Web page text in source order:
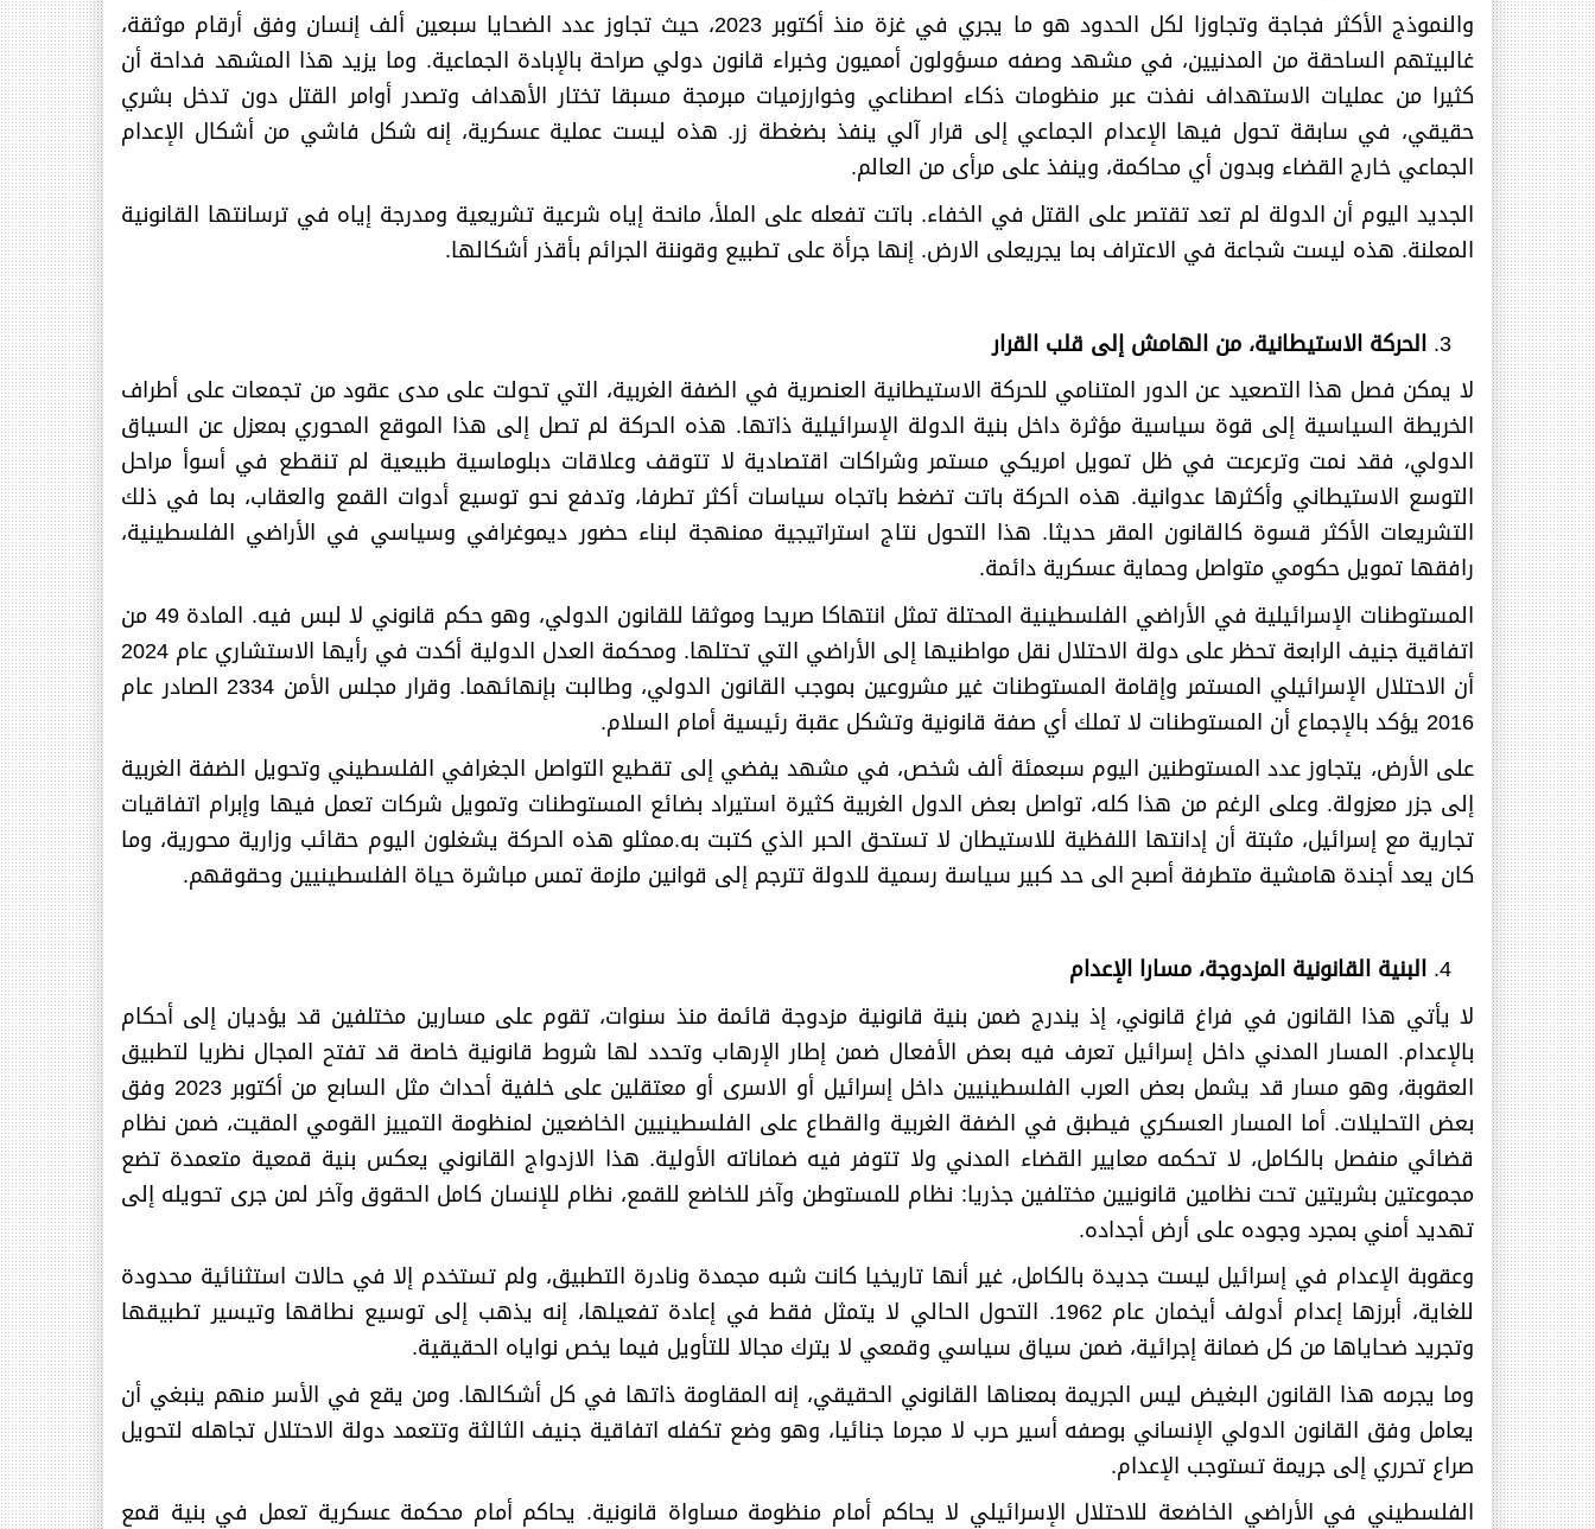
والنموذج الأكثر فجاجة وتجاوزا لكل الحدود هو ما يجري في غزة منذ أكتوبر 2023، حيث تجاوز عدد الضحايا سبعين ألف إنسان وفق أرقام موثقة،
غالبيتهم الساحقة من المدنيين، في مشهد وصفه مسؤولون أمميون وخبراء قانون دولي صراحة بالإبادة الجماعية. وما يزيد هذا المشهد فداحة أن
كثيرا من عمليات الاستهداف نفذت عبر منظومات ذكاء اصطناعي وخوارزميات مبرمجة مسبقا تختار الأهداف وتصدر أوامر القتل دون تدخل بشري
حقيقي، في سابقة تحول فيها الإعدام الجماعي إلى قرار آلي ينفذ بضغطة زر. هذه ليست عملية عسكرية، إنه شكل فاشي من أشكال الإعدام
الجماعي خارج القضاء وبدون أي محاكمة، وينفذ على مرأى من العالم.
الجديد اليوم أن الدولة لم تعد تقتصر على القتل في الخفاء. باتت تفعله على الملأ، مانحة إياه شرعية تشريعية ومدرجة إياه في ترسانتها القانونية
المعلنة. هذه ليست شجاعة في الاعتراف بما يجريعلى الارض. إنها جرأة على تطبيع وقوننة الجرائم بأقذر أشكالها.
الحركة الاستيطانية، من الهامش إلى قلب القرار
لا يمكن فصل هذا التصعيد عن الدور المتنامي للحركة الاستيطانية العنصرية في الضفة الغربية، التي تحولت على مدى عقود من تجمعات على أطراف
الخريطة السياسية إلى قوة سياسية مؤثرة داخل بنية الدولة الإسرائيلية ذاتها. هذه الحركة لم تصل إلى هذا الموقع المحوري بمعزل عن السياق
الدولي، فقد نمت وترعرعت في ظل تمويل امريكي مستمر وشراكات اقتصادية لا تتوقف وعلاقات دبلوماسية طبيعية لم تنقطع في أسوأ مراحل
التوسع الاستيطاني وأكثرها عدوانية. هذه الحركة باتت تضغط باتجاه سياسات أكثر تطرفا، وتدفع نحو توسيع أدوات القمع والعقاب، بما في ذلك
التشريعات الأكثر قسوة كالقانون المقر حديثا. هذا التحول نتاج استراتيجية ممنهجة لبناء حضور ديموغرافي وسياسي في الأراضي الفلسطينية،
رافقها تمويل حكومي متواصل وحماية عسكرية دائمة.
المستوطنات الإسرائيلية في الأراضي الفلسطينية المحتلة تمثل انتهاكا صريحا وموثقا للقانون الدولي، وهو حكم قانوني لا لبس فيه. المادة 49 من
اتفاقية جنيف الرابعة تحظر على دولة الاحتلال نقل مواطنيها إلى الأراضي التي تحتلها. ومحكمة العدل الدولية أكدت في رأيها الاستشاري عام 2024
أن الاحتلال الإسرائيلي المستمر وإقامة المستوطنات غير مشروعين بموجب القانون الدولي، وطالبت بإنهائهما. وقرار مجلس الأمن 2334 الصادر عام
2016 يؤكد بالإجماع أن المستوطنات لا تملك أي صفة قانونية وتشكل عقبة رئيسية أمام السلام.
على الأرض، يتجاوز عدد المستوطنين اليوم سبعمئة ألف شخص، في مشهد يفضي إلى تقطيع التواصل الجغرافي الفلسطيني وتحويل الضفة الغربية
إلى جزر معزولة. وعلى الرغم من هذا كله، تواصل بعض الدول الغربية كثيرة استيراد بضائع المستوطنات وتمويل شركات تعمل فيها وإبرام اتفاقيات
تجارية مع إسرائيل، مثبتة أن إدانتها اللفظية للاستيطان لا تستحق الحبر الذي كتبت به.ممثلو هذه الحركة يشغلون اليوم حقائب وزارية محورية، وما
كان يعد أجندة هامشية متطرفة أصبح الى حد كبير سياسة رسمية للدولة تترجم إلى قوانين ملزمة تمس مباشرة حياة الفلسطينيين وحقوقهم.
البنية القانونية المزدوجة، مسارا الإعدام
لا يأتي هذا القانون في فراغ قانوني، إذ يندرج ضمن بنية قانونية مزدوجة قائمة منذ سنوات، تقوم على مسارين مختلفين قد يؤديان إلى أحكام
بالإعدام. المسار المدني داخل إسرائيل تعرف فيه بعض الأفعال ضمن إطار الإرهاب وتحدد لها شروط قانونية خاصة قد تفتح المجال نظريا لتطبيق
العقوبة، وهو مسار قد يشمل بعض العرب الفلسطينيين داخل إسرائيل أو الاسرى أو معتقلين على خلفية أحداث مثل السابع من أكتوبر 2023 وفق
بعض التحليلات. أما المسار العسكري فيطبق في الضفة الغربية والقطاع على الفلسطينيين الخاضعين لمنظومة التمييز القومي المقيت، ضمن نظام
قضائي منفصل بالكامل، لا تحكمه معايير القضاء المدني ولا تتوفر فيه ضماناته الأولية. هذا الازدواج القانوني يعكس بنية قمعية متعمدة تضع
مجموعتين بشريتين تحت نظامين قانونيين مختلفين جذريا: نظام للمستوطن وآخر للخاضع للقمع، نظام للإنسان كامل الحقوق وآخر لمن جرى تحويله إلى
تهديد أمني بمجرد وجوده على أرض أجداده.
وعقوبة الإعدام في إسرائيل ليست جديدة بالكامل، غير أنها تاريخيا كانت شبه مجمدة ونادرة التطبيق، ولم تستخدم إلا في حالات استثنائية محدودة
للغاية، أبرزها إعدام أدولف أيخمان عام 1962. التحول الحالي لا يتمثل فقط في إعادة تفعيلها، إنه يذهب إلى توسيع نطاقها وتيسير تطبيقها
وتجريد ضحاياها من كل ضمانة إجرائية، ضمن سياق سياسي وقمعي لا يترك مجالا للتأويل فيما يخص نواياه الحقيقية.
وما يجرمه هذا القانون البغيض ليس الجريمة بمعناها القانوني الحقيقي، إنه المقاومة ذاتها في كل أشكالها. ومن يقع في الأسر منهم ينبغي أن
يعامل وفق القانون الدولي الإنساني بوصفه أسير حرب لا مجرما جنائيا، وهو وضع تكفله اتفاقية جنيف الثالثة وتتعمد دولة الاحتلال تجاهله لتحويل
صراع تحرري إلى جريمة تستوجب الإعدام.
الفلسطيني في الأراضي الخاضعة للاحتلال الإسرائيلي لا يحاكم أمام منظومة مساواة قانونية. يحاكم أمام محكمة عسكرية تعمل في بنية قمع